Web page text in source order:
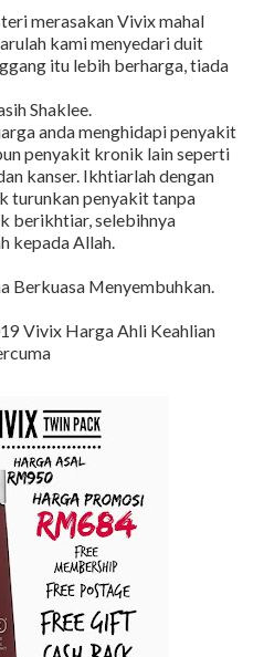
merasakan Vivix mahal
kami menyedari duit
itu lebih berharga, tiada
Shaklee.
anda menghidapi penyakit
penyakit kronik lain seperti
kanser. Ikhtiarlah dengan
turunkan penyakit tanpa
berikhtiar, selebihnya
kepada Allah.
Berkuasa Menyembuhkan.
Vivix Harga Ahli Keahlian